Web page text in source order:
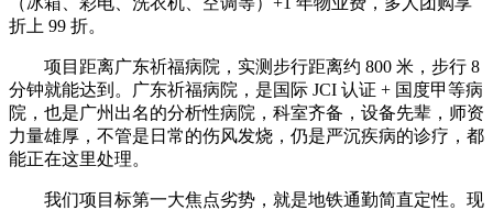
折上 99 折。
项目距离广东祈福病院，实测步行距离约 800 米，步行 8
分钟就能达到。广东祈福病院，是国际 JCI 认证 + 国度甲等病
院，也是广州出名的分析性病院，科室齐备，设备先辈，师资
力量雄厚，不管是日常的伤风发烧，仍是严沉疾病的诊疗，都
能正在这里处理。
我们项目标第一大焦点劣势，就是地铁通勤简直定性。现